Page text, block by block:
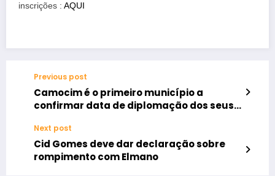
inscrições : AQUI
Previous post
Camocim é o primeiro município a
confirmar data de diplomação dos seus
Next post
Cid Gomes deve dar declaração sobre
rompimento com Elmano